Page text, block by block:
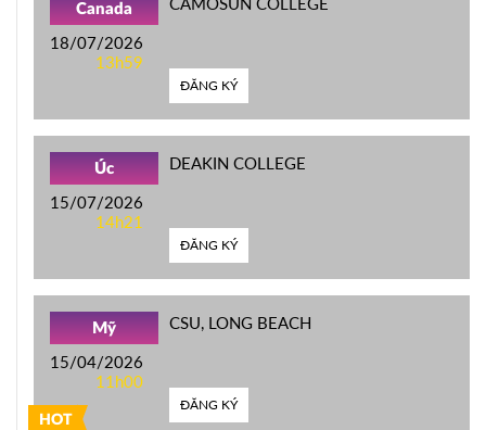
Canada
18/07/2026
13h59
ĐĂNG KÝ
Úc
15/07/2026
14h21
DEAKIN COLLEGE
ĐĂNG KÝ
HOT
Mỹ
15/04/2026
11h00
CSU, LONG BEACH
ĐĂNG KÝ